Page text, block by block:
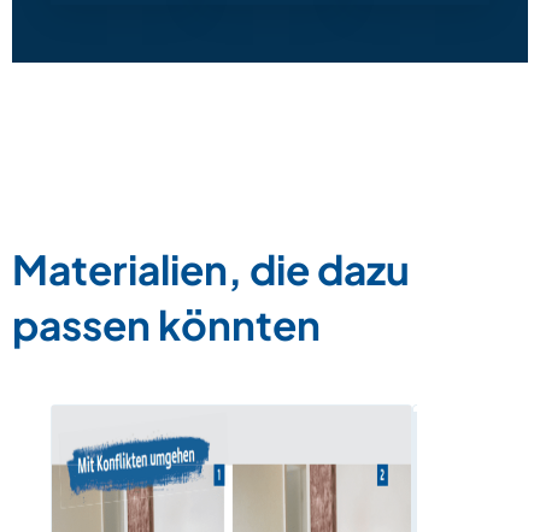
Materialien, die dazu
passen könnten